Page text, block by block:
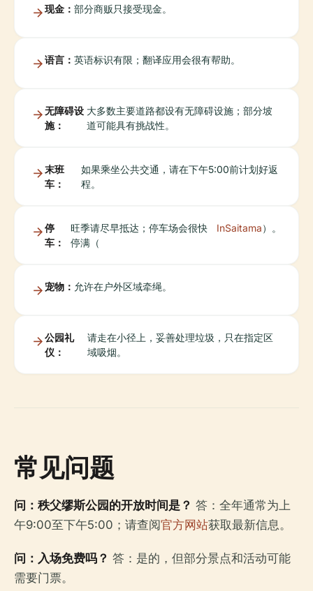
现金： 部分商贩只接受现金。
语言： 英语标识有限；翻译应用会很有帮助。
无障碍设
施：
大多数主要道路都设有无障碍设施；部分坡
道可能具有挑战性。
末班
车：
如果乘坐公共交通，请在下午5:00前计划好返
程。
停
车：
旺季请尽早抵达；停车场会很快
停满（
InSaitama）。
宠物： 允许在户外区域牵绳。
公园礼
仪：
请走在小径上，妥善处理垃圾，只在指定区
域吸烟。
常见问题
问：秩父缪斯公园的开放时间是？ 答：全年通常为上
午9:00至下午5:00；请查阅官方网站获取最新信息。
问：入场免费吗？ 答：是的，但部分景点和活动可能
需要门票。